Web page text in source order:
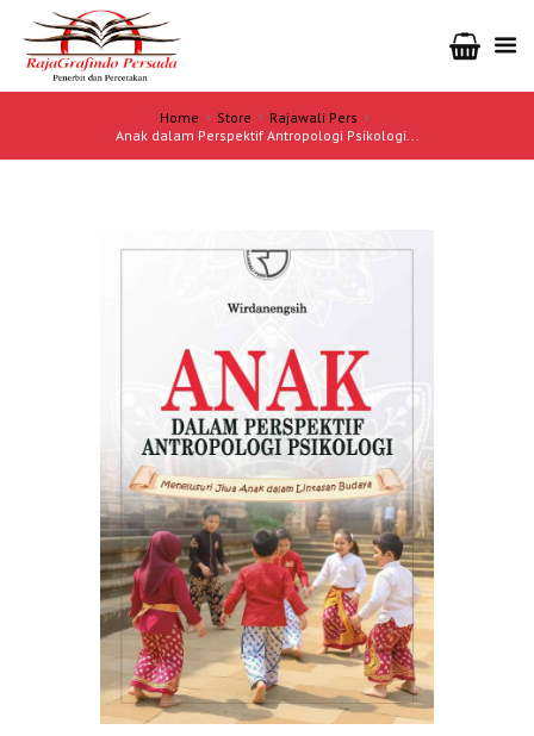
Home Store
Rajawali Pers
Anak dalam Perspektif Antropologi Psikologi...